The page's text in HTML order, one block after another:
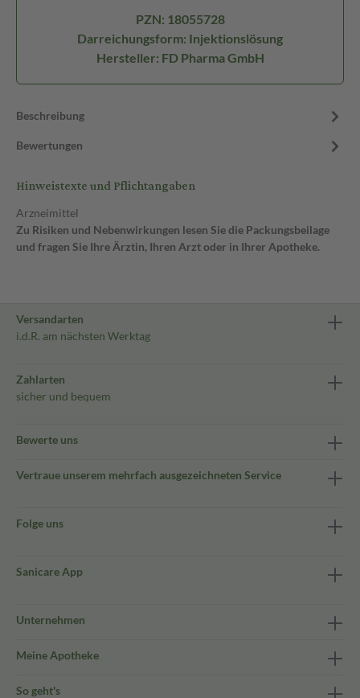
PZN: 18055728
Darreichungsform: Injektionslösung
Hersteller: FD Pharma GmbH
Beschreibung
Bewertungen
Hinweistexte und Pflichtangaben
Arzneimittel
Zu Risiken und Nebenwirkungen lesen Sie die Packungsbeilage
und fragen Sie Ihre Ärztin, Ihren Arzt oder in Ihrer Apotheke.
Versandarten
i.d.R. am nächsten Werktag
Zahlarten
sicher und bequem
Bewerte uns
Vertraue unserem mehrfach ausgezeichneten Service
Folge uns
Sanicare App
Unternehmen
Meine Apotheke
So geht's